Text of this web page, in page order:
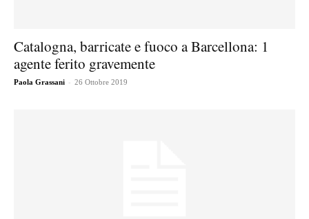
Catalogna, barricate e fuoco a Barcellona: 1
agente ferito gravemente
Paola Grassani - 26 Ottobre 2019